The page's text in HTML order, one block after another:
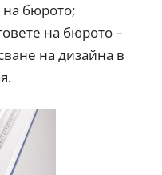
бюрото;
на бюрото –
на дизайна в